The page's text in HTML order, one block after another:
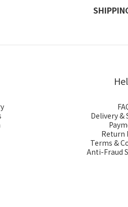
Delivery &
Return
Terms &
Anti-Fraud